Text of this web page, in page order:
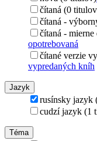
čítaná (0
čítaná -
čítaná -
opotrebovaná
čítané verzie
vypredaných kníh
Jazyk
rusínsky jazyk
cudzí jazyk (1
Téma